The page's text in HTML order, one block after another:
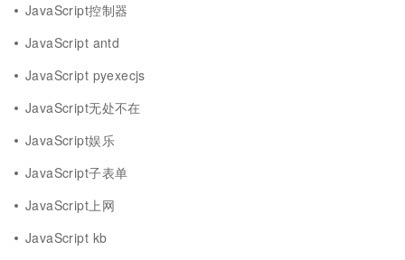
JavaScript控制器
JavaScript antd
JavaScript pyexecjs
JavaScript无处不在
JavaScript娱乐
JavaScript子表单
JavaScript上网
JavaScript kb